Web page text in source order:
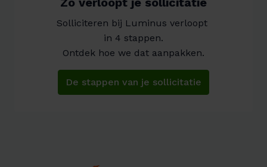
Solliciteren bij Luminus verloopt
in 4 stappen.
Ontdek hoe we dat aanpakken.
De stappen van je sollicitatie